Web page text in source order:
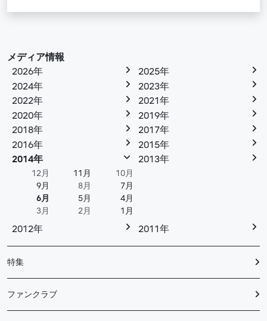
メディア情報
2026年
2025年
2024年
2023年
2022年
2021年
2020年
2019年
2018年
2017年
2016年
2015年
2014年
12月 11月
10月
9月
8月
7月
6月
5月
4月
3月
2月 1月
2013年
2012年 2011年
特集
ファンクラブ